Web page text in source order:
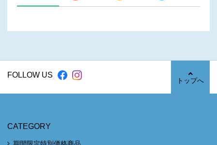
FOLLOW US
トップへ
CATEGORY
期間限定特別価格商品